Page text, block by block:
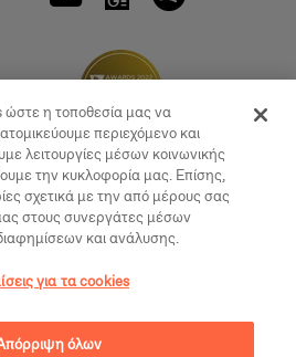
ώστε η τοποθεσία μας να
περιεχόμενο και
λειτουργίες μέσων κοινωνικής
την κυκλοφορία μας. Επίσης,
σχετικά με την από μέρους σας
στους συνεργάτες μέσων
και ανάλυσης.
για τα cookies
όλων